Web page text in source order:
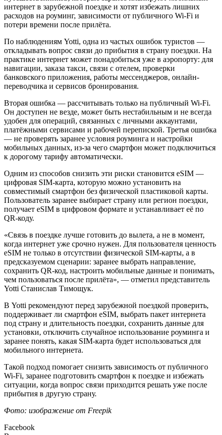
интернет в зарубежной поездке и хотят избежать лишних
расходов на роуминг, зависимости от публичного Wi-Fi и
потери времени после прилёта.
По наблюдениям Yotti, одна из частых ошибок туристов —
откладывать вопрос связи до прибытия в страну поездки. На
практике интернет может понадобиться уже в аэропорту: для
навигации, заказа такси, связи с отелем, проверки
банковского приложения, работы мессенджеров, онлайн-
переводчика и сервисов бронирования.
Вторая ошибка — рассчитывать только на публичный Wi-Fi.
Он доступен не везде, может быть нестабильным и не всегда
удобен для операций, связанных с личными аккаунтами,
платёжными сервисами и рабочей перепиской. Третья ошибка
— не проверять заранее условия роуминга и настройки
мобильных данных, из-за чего смартфон может подключиться
к дорогому тарифу автоматически.
Одним из способов снизить эти риски становится eSIM —
цифровая SIM-карта, которую можно установить на
совместимый смартфон без физической пластиковой карты.
Пользователь заранее выбирает страну или регион поездки,
получает eSIM в цифровом формате и устанавливает её по
QR-коду.
«Связь в поездке лучше готовить до вылета, а не в момент,
когда интернет уже срочно нужен. Для пользователя ценность
eSIM не только в отсутствии физической SIM-карты, а в
предсказуемом сценарии: заранее выбрать направление,
сохранить QR-код, настроить мобильные данные и понимать,
чем пользоваться после прилёта», — отметил представитель
Yotti Станислав Тимощук.
В Yotti рекомендуют перед зарубежной поездкой проверить,
поддерживает ли смартфон eSIM, выбрать пакет интернета
под страну и длительность поездки, сохранить данные для
установки, отключить случайное использование роуминга и
заранее понять, какая SIM-карта будет использоваться для
мобильного интернета.
Такой подход помогает снизить зависимость от публичного
Wi-Fi, заранее подготовить смартфон к поездке и избежать
ситуации, когда вопрос связи приходится решать уже после
прибытия в другую страну.
Фото: изображение от Freepik
Facebook